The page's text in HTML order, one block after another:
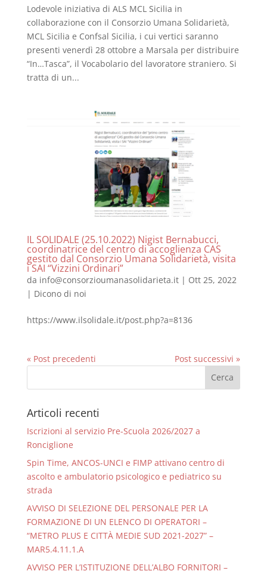
Lodevole iniziativa di ALS MCL Sicilia in
collaborazione con il Consorzio Umana Solidarietà,
MCL Sicilia e Confsal Sicilia, i cui vertici saranno
presenti venerdì 28 ottobre a Marsala per distribuire
“In…Tasca”, il Vocabolario del lavoratore straniero. Si
tratta di un...
IL SOLIDALE (25.10.2022) Nigist Bernabucci,
coordinatrice del centro di accoglienza CAS
gestito dal Consorzio Umana Solidarietà, visita
i SAI “Vizzini Ordinari”
da info@consorzioumanasolidarieta.it| Ott 25, 2022
| Dicono di noi
https://www.ilsolidale.it/post.php?a=8136
« Post precedenti Post successivi »
Articoli recenti
Iscrizioni al servizio Pre-Scuola 2026/2027 a
Ronciglione
Spin Time, ANCOS-UNCI e FIMP attivano centro di
ascolto e ambulatorio psicologico e pediatrico su
strada
AVVISO DI SELEZIONE DEL PERSONALE PER LA
FORMAZIONE DI UN ELENCO DI OPERATORI –
“METRO PLUS E CITTÀ MEDIE SUD 2021-2027” –
MAR5.4.11.1.A
AVVISO PER L’ISTITUZIONE DELL’ALBO FORNITORI –